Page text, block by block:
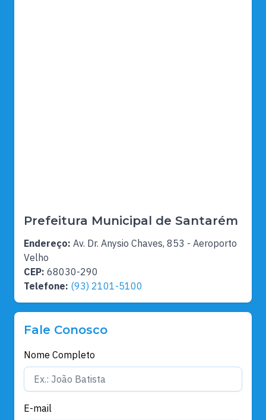
Prefeitura Municipal de Santarém
Endereço: Av. Dr. Anysio Chaves, 853 - Aeroporto
Velho
CEP: 68030-290
Telefone: (93) 2101-5100
Fale Conosco
Nome Completo
E-mail